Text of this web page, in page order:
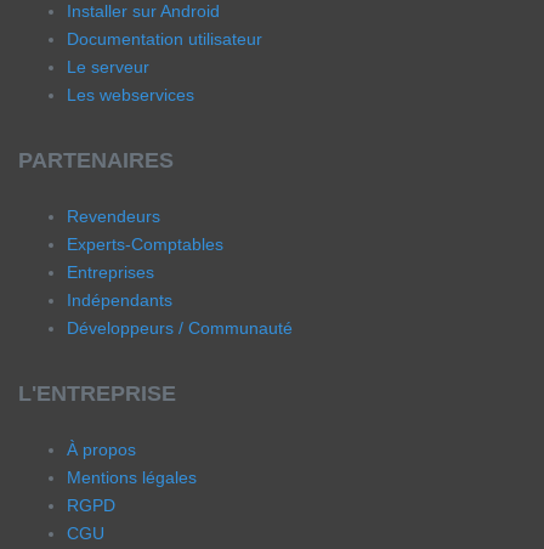
Installer sur Android
Documentation utilisateur
Le serveur
Les webservices
PARTENAIRES
Revendeurs
Experts-Comptables
Entreprises
Indépendants
Développeurs / Communauté
L'ENTREPRISE
À propos
Mentions légales
RGPD
CGU